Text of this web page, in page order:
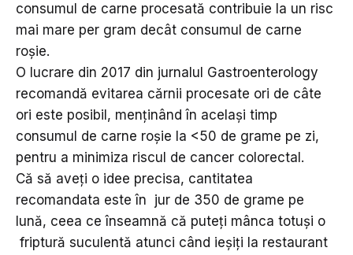
consumul de carne procesată contribuie la un risc
mai mare per gram decât consumul de carne
roșie.
O lucrare din 2017 din jurnalul Gastroenterology
recomandă evitarea cărnii procesate ori de câte
ori este posibil, menținând în același timp
consumul de carne roșie la <50 de grame pe zi,
pentru a minimiza riscul de cancer colorectal.
Că să aveți o idee precisa, cantitatea
recomandata este în jur de 350 de grame pe
lună, ceea ce înseamnă că puteți mânca totuși o
friptură suculentă atunci când ieșiți la restaurant